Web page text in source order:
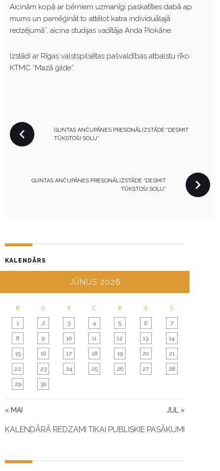
Aicinām kopā ar bērniem uzmanīgi paskatīties dabā ap
mums un pamēģināt to attēlot katra individuālajā
redzējumā”, aicina studijas vadītāja Anda Piokāne.
Izstādi ar Rīgas valstspilsētas pašvaldības atbalstu rīko
KTMC “Mazā ģilde”.
O
S
I
N
GUNTAS ANČUPĀNES PRESONĀLIZSTĀDE “DESMIT
TŪKSTOŠI SOĻU”
GUNTAS ANČUPĀNES PRESONĀLIZSTĀDE “DESMIT
TŪKSTOŠI SOĻU”
KALENDĀRS
JŪNIJS 2026
P O T C P S S
« MAI JUL »
1 2 3 4 5 6 7
8 9 10 11 12 13 14
15 16 17 18 19 20 21
22 23 24 25 26 27 28
29 30
KALENDĀRĀ REDZAMI TIKAI PUBLISKIE PASĀKUMI